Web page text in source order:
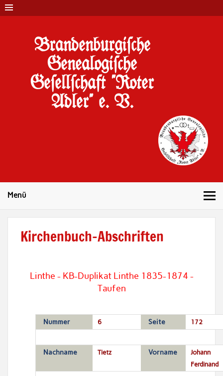
Brandenburgi#che
Genealogi#che
Ge#ell#chaft "Roter
Adler" e. V.
Menü
Kirchenbuch-Abschriften
Linthe - KB-Duplikat Linthe 1835-1874 -
Taufen
Nummer 6 Seite 172
Nachname Tietz Vorname
Johann
Ferdinand